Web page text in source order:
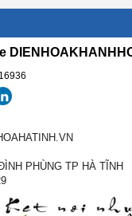
PHÙNG TP HÀ TĨNH